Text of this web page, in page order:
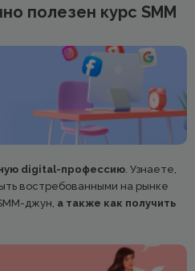
полезен курс SMM
digital-профессию . Узнаете,
востребованными на рынке
джун, а также как получить